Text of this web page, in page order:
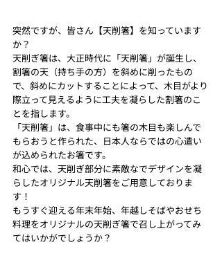
突然ですが、皆さん【天削箸】を知っています
か？
天削ぎ箸は、大正時代に「天削箸」が誕生し、
割箸の天（持ち手の方）を斜めに削ったもの
で、斜めにカットすることによって、木目がより
際立って見えるように工夫を凝らした割箸のこ
とを指します。
「天削箸」は、食事中にも箸の木目も楽しんで
もらおうと作られた、日本人ならではの心遣い
が込められたお箸です。
和心では、天削ぎ部分に素敵なでデザインを凝
らしたオリジナル天削箸をご用意しておりま
す！
もうすぐ迎える年末年始、年越しそばやおせち
料理をオリジナルの天削ぎ箸で召し上がってみ
てはいかがでしょうか？